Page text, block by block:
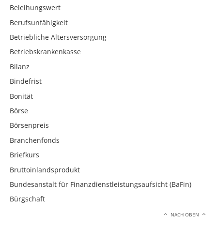
Beleihungswert
Berufsunfähigkeit
Betriebliche Altersversorgung
Betriebskrankenkasse
Bilanz
Bindefrist
Bonität
Börse
Börsenpreis
Branchenfonds
Briefkurs
Bruttoinlandsprodukt
Bundesanstalt für Finanzdienstleistungsaufsicht (BaFin)
Bürgschaft
NACH OBEN